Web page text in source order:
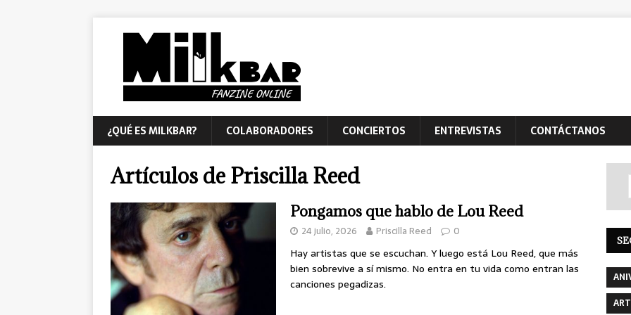
¿QUÉ ES MILKBAR? COLABORADORES CONCIERTOS ENTREVISTAS CONTÁCTANOS
Artículos dePriscilla Reed
Pongamos que hablo de Lou Reed
24 julio, 2026 Priscilla Reed 0
Hay artistas que se escuchan. Y luego está Lou Reed, que más
bien sobrevive a sí mismo. No entra en tu vida como entran las
canciones pegadizas.